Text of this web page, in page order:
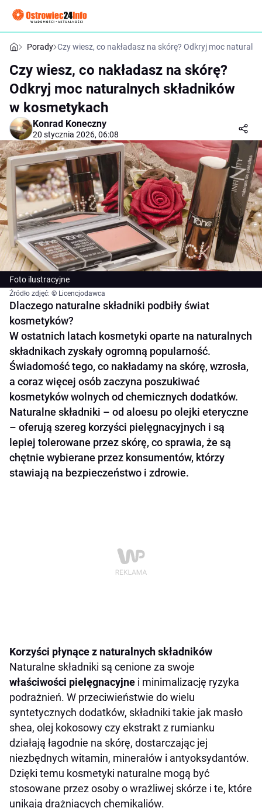
Porady Czy wiesz, co nakładasz na skórę? Odkryj moc
Czy wiesz, co nakładasz na skórę?
Odkryj moc naturalnych składników
w kosmetykach
Konrad Koneczny
20 stycznia 2026, 06:08
Foto ilustracyjne
Źródło zdjęć: © Licencjodawca
Dlaczego naturalne składniki podbiły świat
kosmetyków?
W ostatnich latach kosmetyki oparte na naturalnych
składnikach zyskały ogromną popularność.
Świadomość tego, co nakładamy na skórę, wzrosła,
a coraz więcej osób zaczyna poszukiwać
kosmetyków wolnych od chemicznych dodatków.
Naturalne składniki – od aloesu po olejki eteryczne
– oferują szereg korzyści pielęgnacyjnych i są
lepiej tolerowane przez skórę, co sprawia, że są
chętnie wybierane przez konsumentów, którzy
stawiają na bezpieczeństwo i zdrowie.
Korzyści płynące z naturalnych składników
Naturalne składniki są cenione za swoje
właściwości pielęgnacyjne i minimalizację ryzyka
podrażnień. W przeciwieństwie do wielu
syntetycznych dodatków, składniki takie jak masło
shea, olej kokosowy czy ekstrakt z rumianku
działają łagodnie na skórę, dostarczając jej
niezbędnych witamin, minerałów i antyoksydantów.
Dzięki temu kosmetyki naturalne mogą być
stosowane przez osoby o wrażliwej skórze i te, które
unikają drażniących chemikaliów.